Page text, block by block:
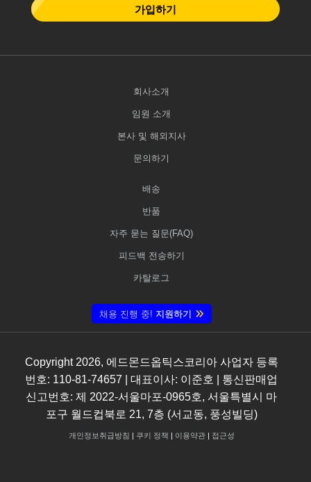
가입하기
회사소개
임원 소개
본사 및 해외지사
문의하기
배송
반품
자주 묻는 질문(FAQ)
피드백 전송하기
카탈로그
채용 진행 중! 지원하기
Copyright 2026, 에드몬드옵틱스코리아 사업자 등록
번호: 110-81-74657 | 대표이사: 이준호 | 통신판매업
신고번호: 제 2022-서울마포-0965호, 서울특별시 마
포구 월드컵북로 21, 7층 (서교동, 풍성빌딩)
개인정보취급방침 | 쿠키 정책 | 이용약관| 접근성